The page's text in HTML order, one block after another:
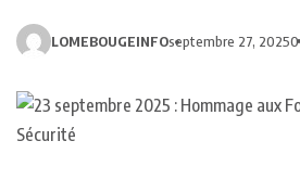
LOMEBOUGEINFOseptembre 27, 20250